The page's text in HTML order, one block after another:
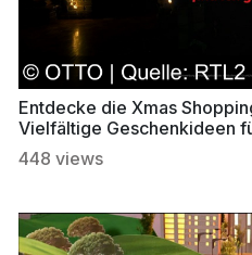
Entdecke die Xmas
Vielfältige Geschenkideen
448 views